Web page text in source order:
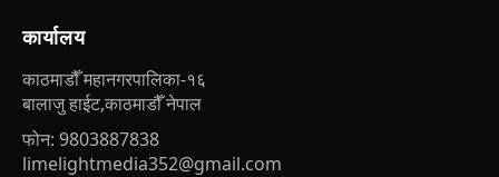
कार्यालय
काठमाडौँ महानगरपालिका-१६
बालाजु हाईट,काठमाडौँ नेपाल
फोन: 9803887838
limelightmedia352@gmail.com